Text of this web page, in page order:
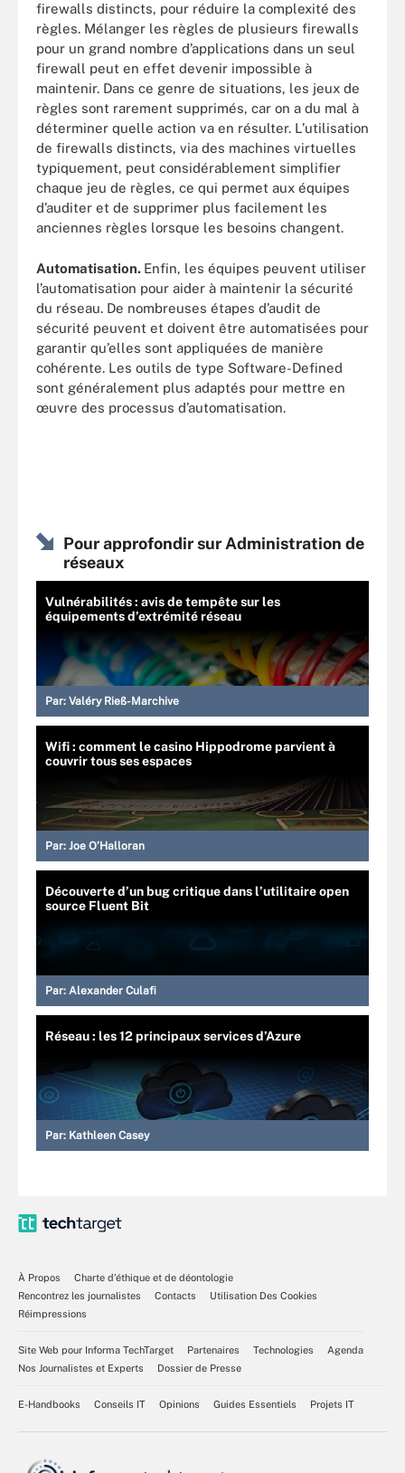
firewalls distincts, pour réduire la complexité des
règles. Mélanger les règles de plusieurs firewalls
pour un grand nombre d’applications dans un seul
firewall peut en effet devenir impossible à
maintenir. Dans ce genre de situations, les jeux de
règles sont rarement supprimés, car on a du mal à
déterminer quelle action va en résulter. L’utilisation
de firewalls distincts, via des machines virtuelles
typiquement, peut considérablement simplifier
chaque jeu de règles, ce qui permet aux équipes
d’auditer et de supprimer plus facilement les
anciennes règles lorsque les besoins changent.
Automatisation. Enfin, les équipes peuvent utiliser
l’automatisation pour aider à maintenir la sécurité
du réseau. De nombreuses étapes d’audit de
sécurité peuvent et doivent être automatisées pour
garantir qu’elles sont appliquées de manière
cohérente. Les outils de type Software-Defined
sont généralement plus adaptés pour mettre en
œuvre des processus d’automatisation.
Pour approfondir sur Administration de
réseaux
Vulnérabilités : avis de tempête sur les
équipements d’extrémité réseau
Par: Valéry Rieß-Marchive
Wifi : comment le casino Hippodrome parvient à
couvrir tous ses espaces
Par: Joe O’Halloran
Découverte d’un bug critique dans l’utilitaire open
source Fluent Bit
Par: Alexander Culafi
Réseau : les 12 principaux services d’Azure
Par: Kathleen Casey
À Propos
Charte d’éthique et de déontologie
Rencontrez les journalistes
Contacts
Utilisation Des Cookies
Réimpressions
Site Web pour Informa TechTarget Partenaires Technologies
Agenda
Nos Journalistes et Experts
Dossier de Presse
E-Handbooks Conseils IT Opinions Guides Essentiels Projets IT